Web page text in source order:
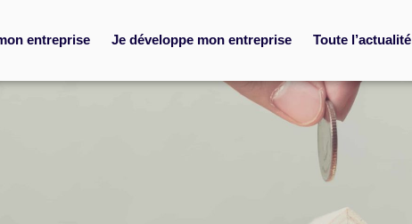
entreprise Je développe mon entreprise Toute l’actualité